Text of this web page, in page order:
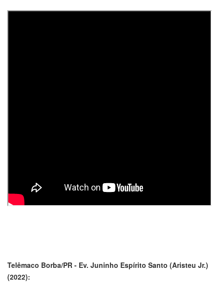
Telêmaco Borba/PR - Ev. Juninho Espírito Santo (Aristeu Jr.)
(2022):